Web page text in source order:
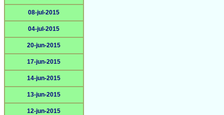
08-jul-2015
04-jul-2015
20-jun-2015
17-jun-2015
14-jun-2015
13-jun-2015
12-jun-2015